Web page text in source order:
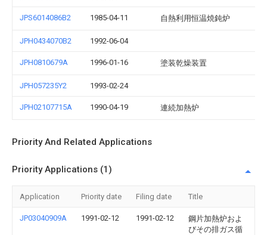
JPS6014086B2 1985-04-11 自熱利用恒温焼鈍炉
JPH0434070B2 1992-06-04
JPH0810679A 1996-01-16 塗装乾燥装置
JPH057235Y2 1993-02-24
JPH02107715A 1990-04-19 連続加熱炉
Priority And Related Applications
Priority Applications (1)
Application Priority date Filing date Title
JP03040909A 1991-02-12 1991-02-12
鋼片加熱炉およ
びその排ガス循